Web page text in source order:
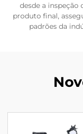
desde a
produto final,
padrões da